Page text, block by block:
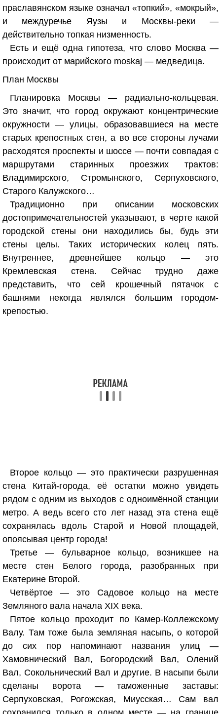
праславянском языке означал «топкий», «мокрый»,
и междуречье Яузы и Москвы-реки —
действительно топкая низменность.
Есть и ещё одна гипотеза, что слово Москва —
происходит от марийского moskaj — медведица.
План Москвы
Планировка Москвы — радиально-кольцевая.
Это значит, что город окружают концентрические
окружности — улицы, образовавшиеся на месте
старых крепостных стен, а во все стороны лучами
расходятся проспекты и шоссе — почти совпадая с
маршрутами старинных проезжих трактов:
Владимирского, Стромынского, Серпуховского,
Старого Калужского…
Традиционно при описании московских
достопримечательностей указывают, в черте какой
городской стены они находились бы, будь эти
стены целы. Таких исторических колец пять.
Внутреннее, древнейшее кольцо — это
Кремлевская стена. Сейчас трудно даже
представить, что сей крошечный пятачок с
башнями некогда являлся большим городом-
крепостью.
Второе кольцо — это практически разрушенная
стена Китай-города, её остатки можно увидеть
рядом с одним из выходов с одноимённой станции
метро. А ведь всего сто лет назад эта стена ещё
сохранялась вдоль Старой и Новой площадей,
опоясывая центр города!
Третье — бульварное кольцо, возникшее на
месте стен Белого города, разобранных при
Екатерине Второй.
Четвёртое — это Садовое кольцо на месте
Земляного вала начала XIX века.
Пятое кольцо проходит по Камер-Коллежскому
Валу. Там тоже была земляная насыпь, о которой
до сих пор напоминают названия улиц —
Хамовнический Вал, Богородский Вал, Олений
Вал, Сокольнический Вал и другие. В насыпи были
сделаны ворота — таможенные заставы:
Серпуховская, Рогожская, Миусская… Сам вал